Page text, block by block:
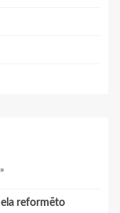
”
reformēto